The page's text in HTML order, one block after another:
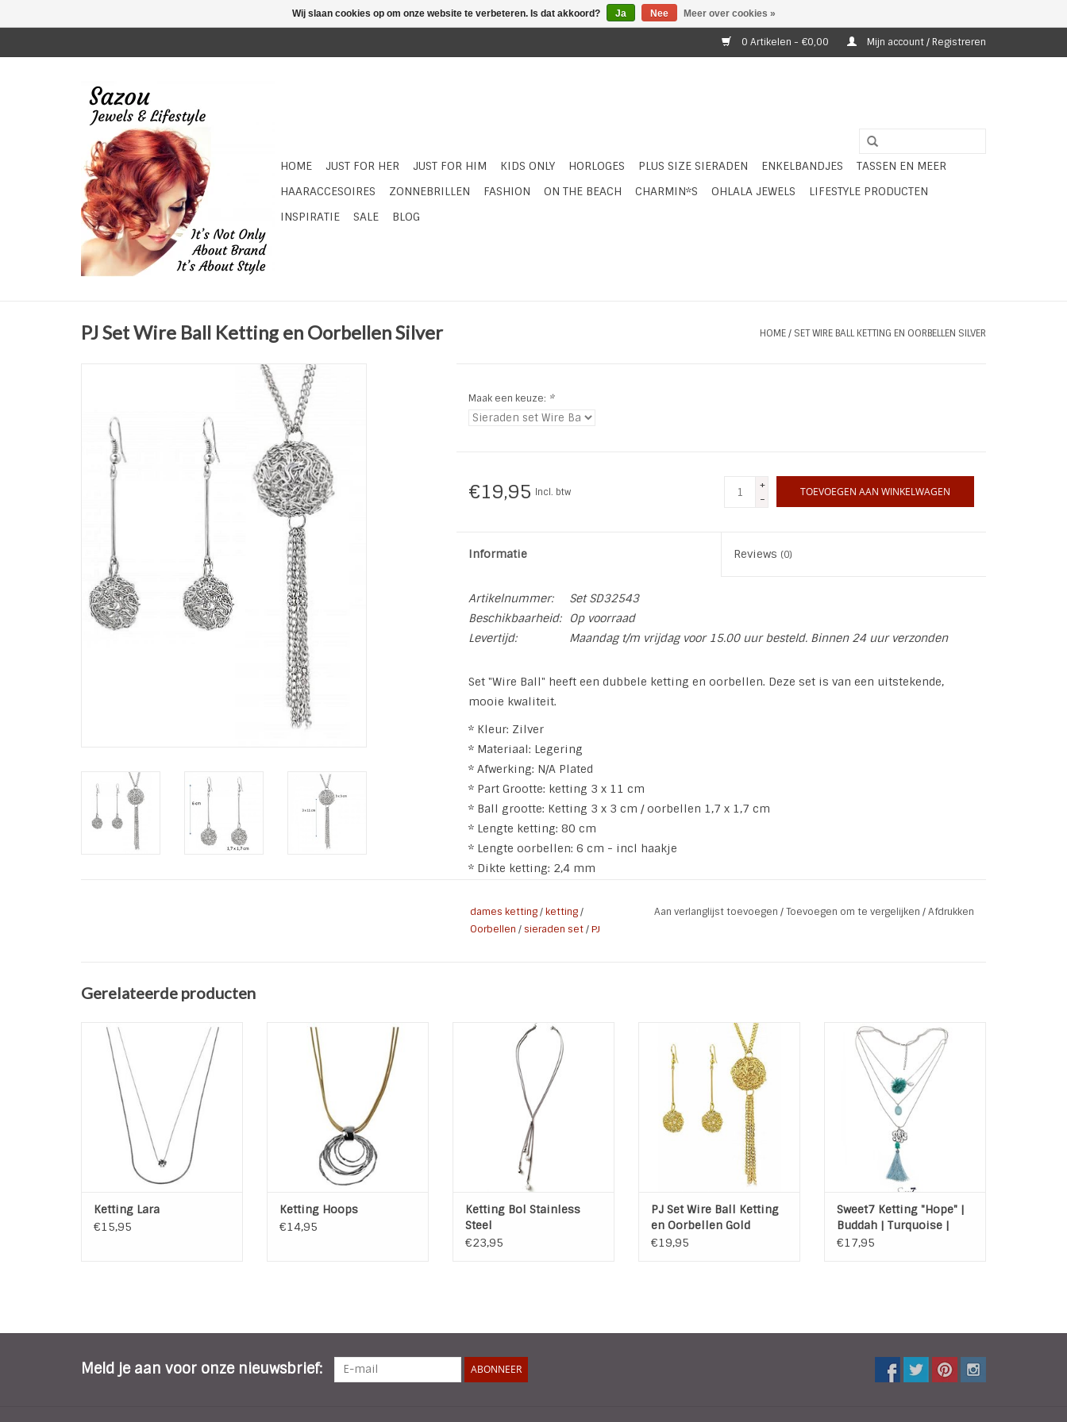
0 Artikelen - €0,00 Mijn account / Registreren
HOME JUST FOR HER JUST FOR HIM KIDS ONLY HORLOGES PLUS SIZE SIERADEN ENKELBANDJES
TASSEN EN MEER
HAARACCESOIRES
ZONNEBRILLEN FASHION ON THE BEACH CHARMIN*S OHLALA JEWELS
LIFESTYLE PRODUCTEN
INSPIRATIE
SALE BLOG
PJ Set Wire Ball Ketting en Oorbellen Silver HOME/ SET WIRE BALL KETTING EN OORBELLEN SILVER
Maak een keuze: *
€19,95 Incl. btw
+
-
TOEVOEGEN AAN WINKELWAGEN
Informatie Reviews (0)
Artikelnummer:
Set SD32543
Beschikbaarheid:
Op voorraad
Levertijd:
Maandag t/m vrijdag voor 15.00 uur besteld. Binnen 24 uur verzonden
Set "Wire Ball" heeft een dubbele ketting en oorbellen. Deze set is van een uitstekende,
mooie kwaliteit.
* Kleur: Zilver
* Materiaal: Legering
* Afwerking: N/A Plated
* Part Grootte: ketting 3 x 11 cm
* Ball grootte: Ketting 3 x 3 cm / oorbellen 1,7 x 1,7 cm
* Lengte ketting: 80 cm
* Lengte oorbellen: 6 cm - incl haakje
* Dikte ketting: 2,4 mm
dames ketting/ ketting/
Oorbellen /sieraden set/ PJ
Aan verlanglijst toevoegen /Toevoegen om te vergelijken /Afdrukken
Gerelateerde producten
Mooie lange hand gemaakt
dubbele ketting. Een O ketting
en Snake chain. Aan de O-
ketting hangt een kleine
kristallen steen.
TOEVOEGEN AAN WINKELWAGEN
Ketting Lara
€15,95
Ketting Hoops heeft 2 Beige
Wax koorden en 8 ringen in
Lengte ketting: 92 cm
TOEVOEGEN AAN WINKELWAGEN
Ketting Hoops
€14,95
Ketting Bol Stainless Steel
Dubble ketting met balletjes
Materiaal: Stainless Steel (RVS
Kleur: Steel
Lengte excl. hanger : 56 cm + 5
cm verlengkettinkje
TOEVOEGEN AAN WINKELWAGEN
Ketting Bol Stainless
Steel
€23,95
Sieraden Set Wire Ball Gold
Ketting en Oorbellen . De
ketting heeft een dubbele
ketting.
TOEVOEGEN AAN WINKELWAGEN
PJ Set Wire Ball Ketting
en Oorbellen Gold
€19,95
Ketting bestaande uit 3
kettingen met een bedel met
het woord Hope, een turquoise
bloem, buddah en steen.
TOEVOEGEN AAN WINKELWAGEN
Sweet7 Ketting "Hope" |
Buddah | Turquoise |
Tassel | Flower | 3 laags
€17,95
Meld je aan voor onze nieuwsbrief: ABONNEER
Wij slaan cookies op om onze website te verbeteren. Is dat akkoord? Ja Nee Meer over cookies »